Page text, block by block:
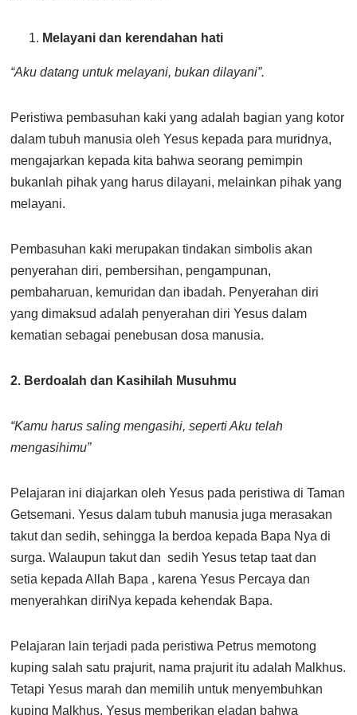
Melayani dan kerendahan hati
“Aku datang untuk melayani, bukan dilayani”.
Peristiwa pembasuhan kaki yang adalah bagian yang kotor
dalam tubuh manusia oleh Yesus kepada para muridnya,
mengajarkan kepada kita bahwa seorang pemimpin
bukanlah pihak yang harus dilayani, melainkan pihak yang
melayani.
Pembasuhan kaki merupakan tindakan simbolis akan
penyerahan diri, pembersihan, pengampunan,
pembaharuan, kemuridan dan ibadah. Penyerahan diri
yang dimaksud adalah penyerahan diri Yesus dalam
kematian sebagai penebusan dosa manusia.
2. Berdoalah dan Kasihilah Musuhmu
“Kamu harus saling mengasihi, seperti Aku telah
mengasihimu”
Pelajaran ini diajarkan oleh Yesus pada peristiwa di Taman
Getsemani. Yesus dalam tubuh manusia juga merasakan
takut dan sedih, sehingga Ia berdoa kepada Bapa Nya di
surga. Walaupun takut dan sedih Yesus tetap taat dan
setia kepada Allah Bapa , karena Yesus Percaya dan
menyerahkan diriNya kepada kehendak Bapa.
Pelajaran lain terjadi pada peristiwa Petrus memotong
kuping salah satu prajurit, nama prajurit itu adalah Malkhus.
Tetapi Yesus marah dan memilih untuk menyembuhkan
kuping Malkhus. Yesus memberikan eladan bahwa